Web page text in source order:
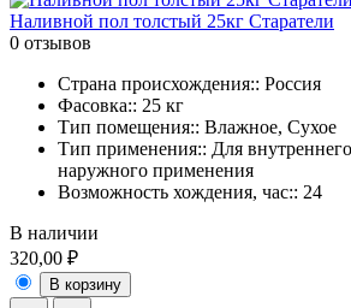
Наливной пол толстый 25кг Старатели
0 отзывов
Страна происхождения:: Россия
Фасовка:: 25 кг
Тип помещения:: Влажное, Сухое
Тип применения:: Для
наружного применения
Возможность хождения, час:: 24
В наличии
320,00 ₽
В корзину